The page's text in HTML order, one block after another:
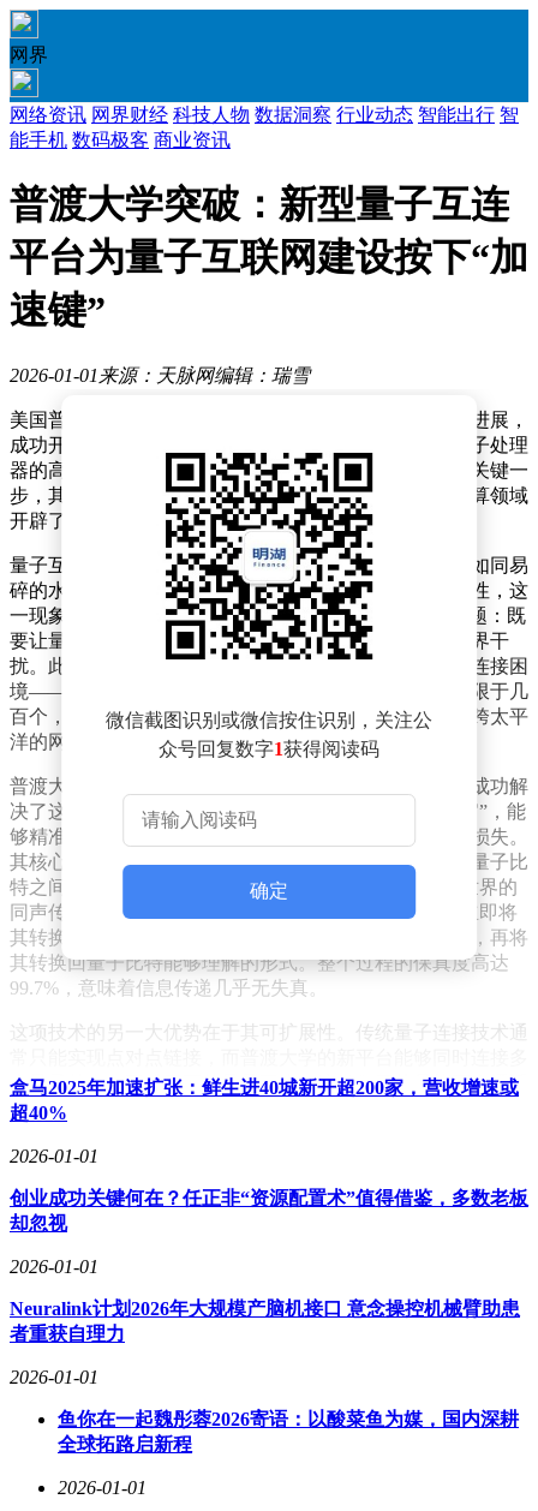
网界
网络资讯 网界财经 科技人物 数据洞察 行业动态 智能出行 智
能手机 数码极客 商业资讯
普渡大学突破：新型量子互连
平台为量子互联网建设按下“加
速键”
2026-01-01 来源：天脉网编辑：瑞雪
美国普渡大学的研究团队近日在量子科技领域取得重大进展，
成功开发出一种新型量子互连平台，实现了多个独立量子处理
器的高效连接。这一突破被视为构建全球量子互联网的关键一
步，其传输效率较现有技术提升百倍，为量子通信和计算领域
开辟了新的可能性。
量子互联网的核心挑战在于量子态的脆弱性。量子比特如同易
碎的水晶，任何微小的环境扰动都会导致其失去量子特性，这
一现象被称为“量子退相干”。科学家们长期面临一个难题：既
要让量子比特之间能够交换信息，又要确保它们免受外界干
扰。此前，量子计算机的规模难以扩大，正是因为这种连接困
境——即使是最先进的设备，其内部量子比特数量也仅限于几
百个，而要将它们连接成网络，难度堪比用蛛丝编织横跨太平
洋的网。
普渡大学的研究团队通过设计一种革命性的量子接口，成功解
决了这一难题。该接口如同一位精通量子语言的“翻译官”，能
够精准捕捉、转换并传递量子信息，且几乎不造成任何损失。
其核心是一种特殊设计的微腔结构，大幅提升了光子与量子比
特之间的交互效率。研究人员将这一过程比喻为“量子世界的
同声传译系统”：当一个量子比特发出信息时，接口会立即将
其转换为适合在光纤中传播的光子信号；到达目的地后，再将
其转换回量子比特能够理解的形式。整个过程的保真度高达
99.7%，意味着信息传递几乎无失真。
这项技术的另一大优势在于其可扩展性。传统量子连接技术通
个量子节点，形成真正的量子网络。这类似于从只能两人通话
的老式电话，进化到可以多方视频会议的现代通信系统。从物
的光子对，即使两个量子节点相隔遥远，也能建立直接的量子
关联，实现“心灵感应”般的信息传递。这种传递方式具有传统
通信无法比拟的安全性，因为任何窃听行为都会改变量子信号
的状态，从而被通信双方察觉。
量子互联网的建成将带来通信安全的革命性升级。基于量子密
钥分发的加密技术将使现有密码学方法过时，创造出理论上绝
对安全的通信网络。这种安全性的基础是量子力学的基本原
迹。在分布式量子计算领域，这项技术将使全球的量子计算机
资源能够被整合利用。例如，位于不同城市的量子计算机可以
协同工作，共同解决复杂问题，如新药分子设计或气候变化模
拟，其计算能力将远超任何单一设备。
精密测量是量子互联网的另一个重要应用方向。通过连接多个
微信截图识别或微信按住识别，关注公
众号回复数字1获得阅读码
确定
盒马2025年加速扩张：鲜生进40城新开超200家，营收增速或
超40%
2026-01-01
创业成功关键何在？任正非“资源配置术”值得借鉴，多数老板
却忽视
2026-01-01
Neuralink计划2026年大规模产脑机接口 意念操控机械臂助患
者重获自理力
2026-01-01
鱼你在一起魏彤蓉2026寄语：以酸菜鱼为媒，国内深耕
全球拓路启新程
2026-01-01